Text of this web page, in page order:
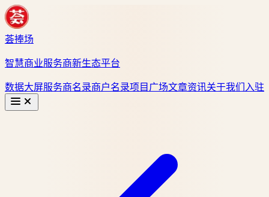
荟捧场
智慧商业服务商新生态平台
数据大屏服务商名录商户名录项目广场文章资讯关于我们 入驻